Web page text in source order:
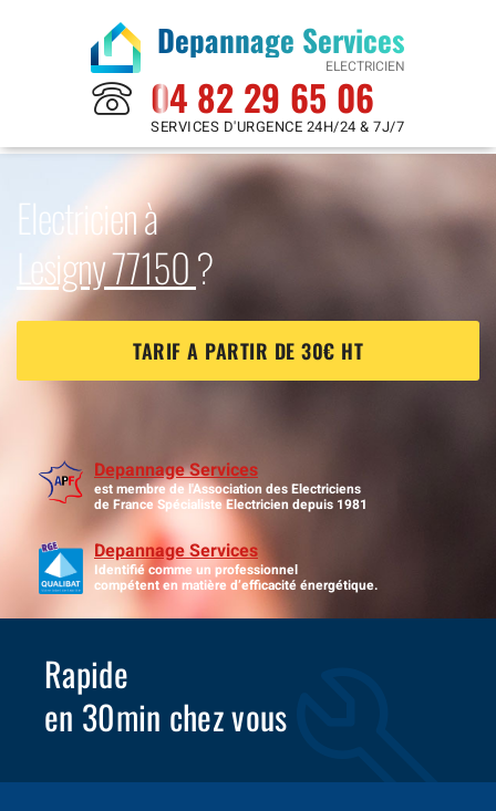
Depannage Services
ELECTRICIEN
04 82 29 65 06
SERVICES D'URGENCE 24H/24 & 7J/7
Electricien à
Lesigny 77150?
TARIF A PARTIR DE 30€ HT
Depannage Services
est membre de l'Association des Electriciens
de France Spécialiste Electricien depuis 1981
Depannage Services
Identifié comme un professionnel
compétent en matière d’efficacité énergétique.
Rapide
en 30min chez vous